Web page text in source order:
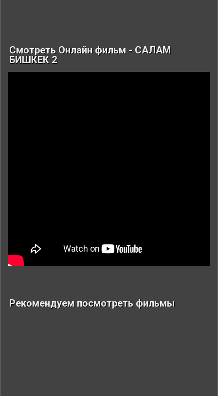
Смотреть Онлайн фильм - САЛАМ
БИШКЕК 2
Рекомендуем посмотреть фильмы